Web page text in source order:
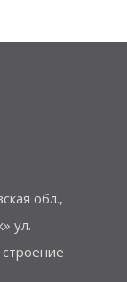
обл.,
ул.